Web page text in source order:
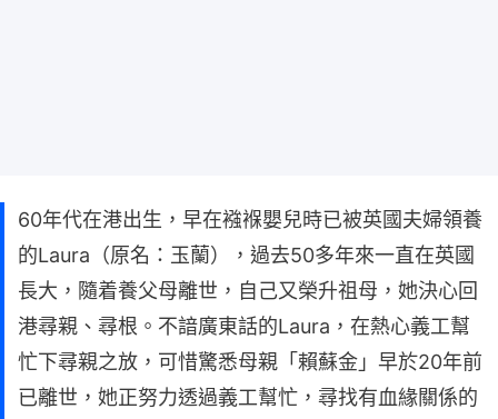
60年代在港出生，早在襁褓嬰兒時已被英國夫婦領養
的Laura（原名：玉蘭），過去50多年來一直在英國
長大，隨着養父母離世，自己又榮升祖母，她決心回
港尋親、尋根。不諳廣東話的Laura，在熱心義工幫
忙下尋親之放，可惜驚悉母親「賴蘇金」早於20年前
已離世，她正努力透過義工幫忙，尋找有血緣關係的